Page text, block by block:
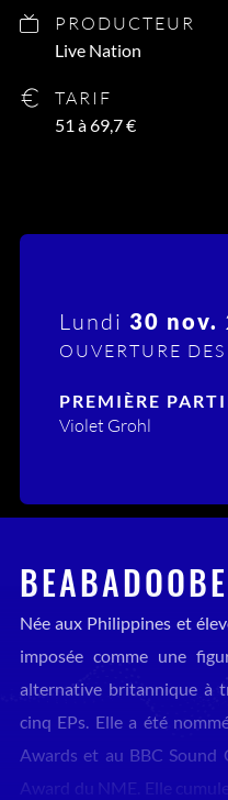
PRODUCTEUR
Live Nation
TARIF
51 à 69,7 €
Lundi 30 nov.
OUVERTURE
PREMIÈRE
Violet Grohl
Née aux Philippines et
imposée comme une
alternative britannique à
cinq EPs. Elle a été
Awards et au BBC
Award du NME. Elle